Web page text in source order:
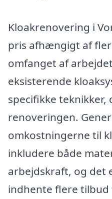
Kloakrenovering i
pris afhængigt af
omfanget af
eksisterende
specifikke teknikker,
renoveringen.
omkostningerne til
inkludere både
arbejdskraft, og det
indhente flere